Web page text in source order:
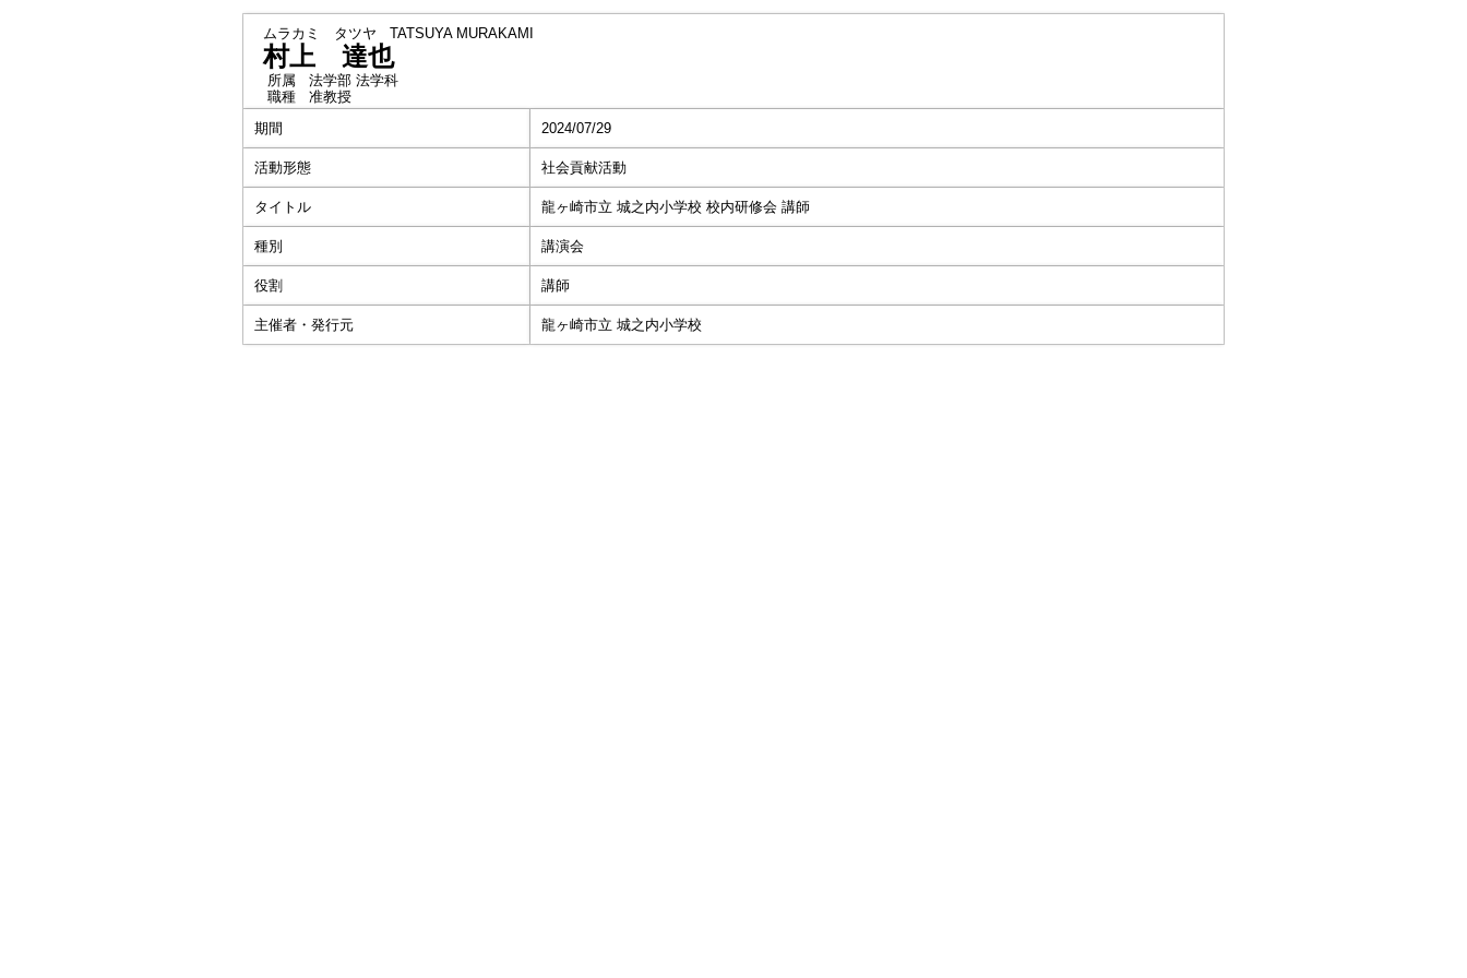
ムラカミ タツヤ TATSUYA MURAKAMI
村上 達也
所属
法学部 法学科
職種
准教授
期間
2024/07/29
活動形態 社会貢献活動
タイトル 龍ヶ崎市立 城之内小学校 校内研修会 講師
種別 講演会
役割 講師
主催者・発行元 龍ヶ崎市立 城之内小学校